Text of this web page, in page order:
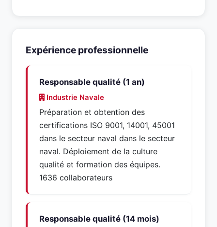
Expérience professionnelle
Responsable qualité (1 an)
Industrie Navale
Préparation et obtention des
certifications ISO 9001, 14001, 45001
dans le secteur naval dans le secteur
naval. Déploiement de la culture
qualité et formation des équipes.
1636 collaborateurs
Responsable qualité (14 mois)